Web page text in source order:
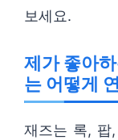
보세요.
제가 좋아
는 어떻게
재즈는 록, 팝